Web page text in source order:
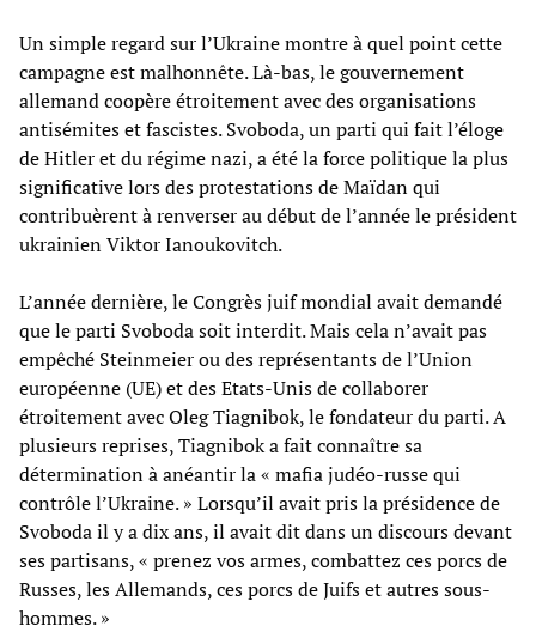
Un simple regard sur l’Ukraine montre à quel point cette
campagne est malhonnête. Là-bas, le gouvernement
allemand coopère étroitement avec des organisations
antisémites et fascistes. Svoboda, un parti qui fait l’éloge
de Hitler et du régime nazi, a été la force politique la plus
significative lors des protestations de Maïdan qui
contribuèrent à renverser au début de l’année le président
ukrainien Viktor Ianoukovitch.
L’année dernière, le Congrès juif mondial avait demandé
que le parti Svoboda soit interdit. Mais cela n’avait pas
empêché Steinmeier ou des représentants de l’Union
européenne (UE) et des Etats-Unis de collaborer
étroitement avec Oleg Tiagnibok, le fondateur du parti. A
plusieurs reprises, Tiagnibok a fait connaître sa
détermination à anéantir la « mafia judéo-russe qui
contrôle l’Ukraine. » Lorsqu’il avait pris la présidence de
Svoboda il y a dix ans, il avait dit dans un discours devant
ses partisans, « prenez vos armes, combattez ces porcs de
Russes, les Allemands, ces porcs de Juifs et autres sous-
hommes. »